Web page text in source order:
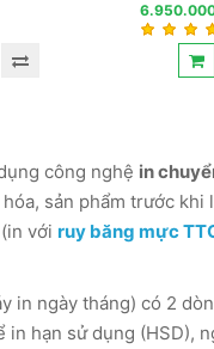
công nghệ in
sản phẩm trước
với ruy băng mực
in ngày tháng) có 2
in hạn sử dụng (HSD),